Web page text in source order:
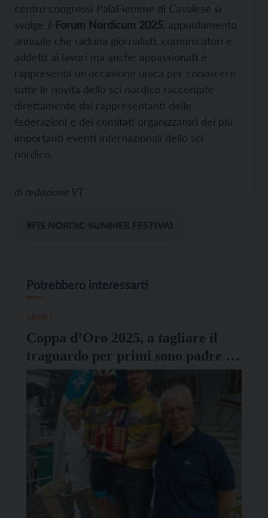
centro congressi PalaFiemme di Cavalese si
svolge il Forum Nordicum 2025 , appuntamento
annuale che raduna giornalisti, comunicatori e
addetti ai lavori ma anche appassionati e
rappresenta un’occasione unica per conoscere
tutte le novità dello sci nordico raccontate
direttamente dai rappresentanti delle
federazioni e dei comitati organizzatori dei più
importanti eventi internazionali dello sci
nordico.
di redazione VT
#FIS NORDIC SUMMER FESTIVAL
Potrebbero interessarti
Coppa d’Oro 2025, a tagliare il
traguardo per primi sono padre e
figlio